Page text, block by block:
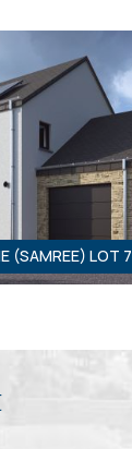
(SAMREE) LOT 7